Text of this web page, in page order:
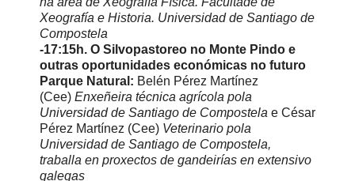
Xeografía e Historia. Universidad de Santiago de
Compostela
-17:15h. O Silvopastoreo no Monte Pindo e
outras oportunidades económicas no futuro
Parque Natural: Belén Pérez Martínez
(Cee) Enxeñeira técnica agrícola pola
Universidad de Santiago de Compostela e César
Pérez Martínez (Cee) Veterinario pola
Universidad de Santiago de Compostela,
traballa en proxectos de gandeirías en extensivo
galegas